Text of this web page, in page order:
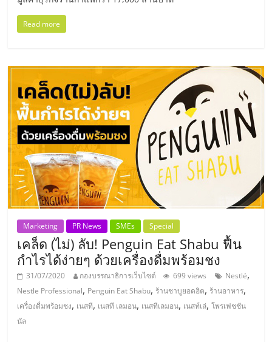
แฟ
รน
ไชส์
แฟ
รน
ไชส์
ขาย
หน้า
บ้าน
ลงทุน
Read more
Marketing PR News SMEs Special
เคล็ด (ไม่) ลับ! Penguin Eat Shabu ฟื้น
กำไรได้ง่ายๆ ด้วยเครื่องดื่มพร้อมชง
31/07/2020 กองบรรณาธิการเว็บไซต์ 699 views Nestlé,
Nestle Professional, Penguin Eat Shabu, ร้านชาบูยอดฮิต, ร้านอาหาร,
เครื่องดื่มพร้อมชง, เนสที, เนสที เลมอน, เนสทีเลมอน, เนสท์เล่,โพรเฟชชัน
นัล